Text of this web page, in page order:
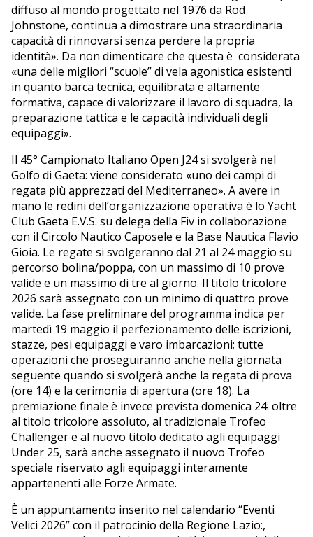
diffuso al mondo progettato nel 1976 da Rod
Johnstone, continua a dimostrare una straordinaria
capacità di rinnovarsi senza perdere la propria
identità». Da non dimenticare che questa è considerata
«una delle migliori “scuole” di vela agonistica esistenti
in quanto barca tecnica, equilibrata e altamente
formativa, capace di valorizzare il lavoro di squadra, la
preparazione tattica e le capacità individuali degli
equipaggi».
Il 45° Campionato Italiano Open J24 si svolgerà nel
Golfo di Gaeta: viene considerato «uno dei campi di
regata più apprezzati del Mediterraneo». A avere in
mano le redini dell’organizzazione operativa è lo Yacht
Club Gaeta E.V.S. su delega della Fiv in collaborazione
con il Circolo Nautico Caposele e la Base Nautica Flavio
Gioia. Le regate si svolgeranno dal 21 al 24 maggio su
percorso bolina/poppa, con un massimo di 10 prove
valide e un massimo di tre al giorno. Il titolo tricolore
2026 sarà assegnato con un minimo di quattro prove
valide. La fase preliminare del programma indica per
martedì 19 maggio il perfezionamento delle iscrizioni,
stazze, pesi equipaggi e varo imbarcazioni; tutte
operazioni che proseguiranno anche nella giornata
seguente quando si svolgerà anche la regata di prova
(ore 14) e la cerimonia di apertura (ore 18). La
premiazione finale è invece prevista domenica 24: oltre
al titolo tricolore assoluto, al tradizionale Trofeo
Challenger e al nuovo titolo dedicato agli equipaggi
Under 25, sarà anche assegnato il nuovo Trofeo
speciale riservato agli equipaggi interamente
appartenenti alle Forze Armate.
È un appuntamento inserito nel calendario “Eventi
Velici 2026” con il patrocinio della Regione Lazio:,